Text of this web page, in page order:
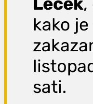
kako
sati.